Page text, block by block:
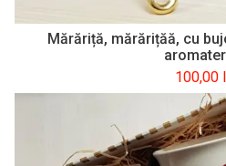
Mărăriță, mărărițăă, cu
100,00